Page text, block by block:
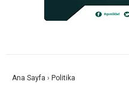
Ana Sayfa › Politika